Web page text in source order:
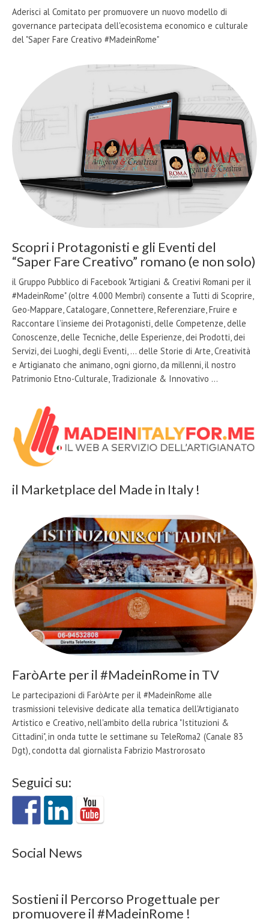
Aderisci al Comitato per promuovere un nuovo modello di
governance partecipata dell'ecosistema economico e culturale
del "Saper Fare Creativo #MadeinRome"
Scopri i Protagonisti e gli Eventi del
“Saper Fare Creativo” romano (e non solo)
il Gruppo Pubblico di Facebook "Artigiani & Creativi Romani per il
#MadeinRome" (oltre 4.000 Membri) consente a Tutti di Scoprire,
Geo-Mappare, Catalogare, Connettere, Referenziare, Fruire e
Raccontare l’insieme dei Protagonisti, delle Competenze, delle
Conoscenze, delle Tecniche, delle Esperienze, dei Prodotti, dei
Servizi, dei Luoghi, degli Eventi, … delle Storie di Arte, Creatività
e Artigianato che animano, ogni giorno, da millenni, il nostro
Patrimonio Etno-Culturale, Tradizionale & Innovativo …
il Marketplace del Made in Italy !
FaròArte per il #MadeinRome in TV
Le partecipazioni di FaròArte per il #MadeinRome alle
trasmissioni televisive dedicate alla tematica dell'Artigianato
Artistico e Creativo, nell'ambito della rubrica "Istituzioni &
Cittadini", in onda tutte le settimane su TeleRoma2 (Canale 83
Dgt), condotta dal giornalista Fabrizio Mastrorosato
Seguici su:
Social News
Sostieni il Percorso Progettuale per
promuovere il #MadeinRome !